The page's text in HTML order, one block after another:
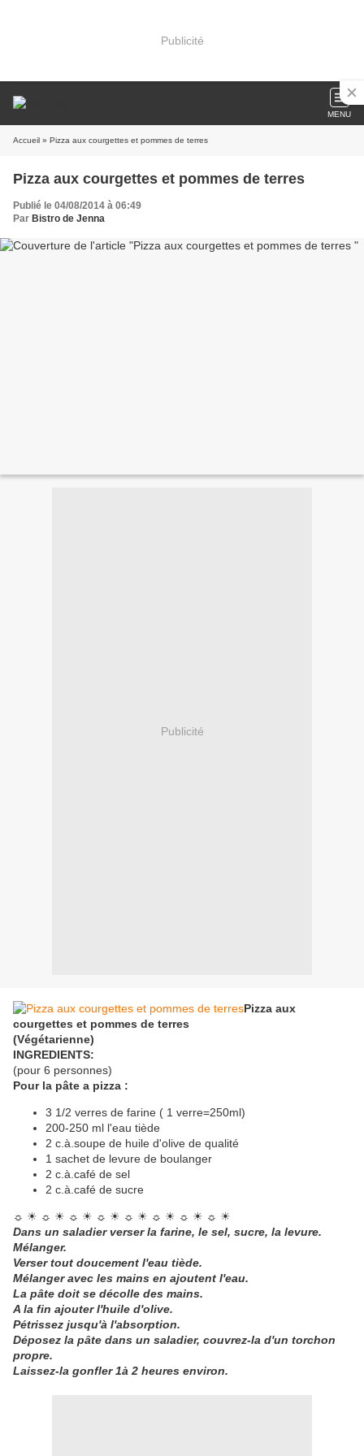
Publicité
MENU
Accueil » Pizza aux courgettes et pommes de terres
Pizza aux courgettes et pommes de terres
Publié le 04/08/2014 à 06:49
Par Bistro de Jenna
Publicité
Pizza aux
courgettes et pommes de terres
(Végétarienne)
INGREDIENTS:
(pour 6 personnes)
Pour la pâte a pizza :
3 1/2 verres de farine ( 1 verre=250ml)
200-250 ml l'eau tiède
2 c.à.soupe de huile d'olive de qualité
1 sachet de levure de boulanger
2 c.à.café de sel
2 c.à.café de sucre
☼ ☀ ☼ ☀ ☼ ☀ ☼ ☀ ☼ ☀ ☼ ☀ ☼ ☀ ☼ ☀
Dans un saladier verser la farine, le sel, sucre, la levure.
Mélanger.
Verser tout doucement l'eau tiède.
Mélanger avec les mains en ajoutent l'eau.
La pâte doit se décolle des mains.
A la fin ajouter l'huile d'olive.
Pétrissez jusqu'à l'absorption.
Déposez la pâte dans un saladier, couvrez-la d'un torchon
propre.
Laissez-la gonfler 1à 2 heures environ.